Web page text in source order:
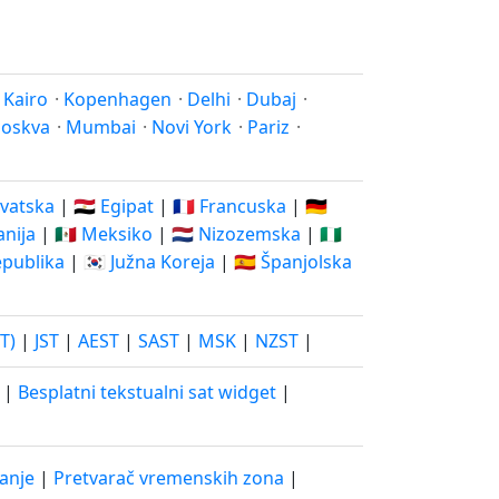
Kairo · Kopenhagen · Delhi · Dubaj ·
· Mumbai · Novi York · Pariz ·
| 🇪🇬 Egipat | 🇫🇷 Francuska | 🇩🇪
| 🇲🇽 Meksiko | 🇳🇱 Nizozemska | 🇳🇬
| 🇰🇷 Južna Koreja | 🇪🇸 Španjolska
| JST | AEST | SAST | MSK | NZST |
| Besplatni tekstualni sat widget |
| Pretvarač vremenskih zona |